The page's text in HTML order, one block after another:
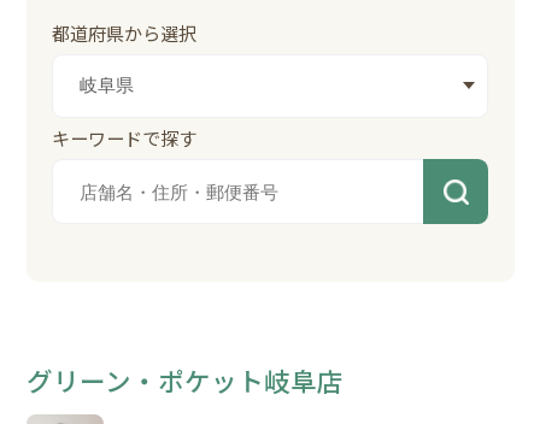
キーワードで探す
都道府県から選択
グリーン・ポケット岐阜店